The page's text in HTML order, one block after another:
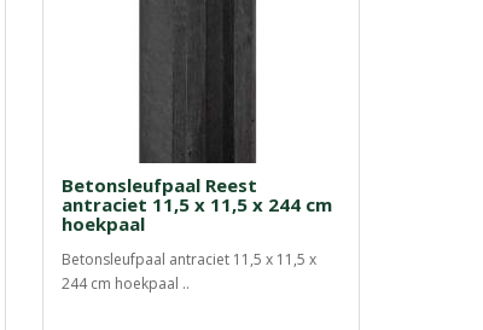
Betonsleufpaal Reest
antraciet 11,5 x 11,5 x 244 cm
hoekpaal
Betonsleufpaal antraciet 11,5 x 11,5 x
244 cm hoekpaal ..